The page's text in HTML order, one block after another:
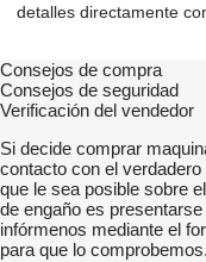
detalles directamente
Consejos de compra
Consejos de seguridad
Verificación del vendedor
Si decide comprar
contacto con el
que le sea posible sobre
de engaño es
infórmenos mediante el
para que lo comprobemos.